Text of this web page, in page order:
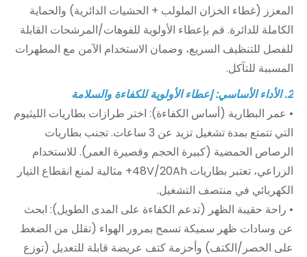
المعزز (غطاء الخزان الملولب + الحشيات الدائرية) والحماية
الكاملة للدائرة. قم بإعطاء الأولوية للفوهات/المرشحات القابلة
للفصل للتنظيف السريع، وضمان الاستخدام الآمن مع المطهرات
المسببة للتآكل.
2. الأداء الأساسي: إعطاء الأولوية للكفاءة والسلامة
• عمر البطارية (أساس الكفاءة): اختر طرازات بطاريات الليثيوم
التي تتمتع بمدة تشغيل تزيد عن 3 ساعات. تجنب بطاريات
الرصاص الحمضية (كبيرة الحجم وقصيرة العمر). للاستخدام
الزراعي، تعتبر بطاريات 48V/20Ah+ مثالية لمنع انقطاع التيار
الكهربائي في منتصف التشغيل.
• راحة حقيبة الظهر (تدعم الكفاءة على المدى الطويل): ابحث
عن وسادات ظهر سميكة تسمح بمرور الهواء (تقلل من الضغط
على الخصر/الكتف) وأحزمة كتف عريضة قابلة للتعديل (توزع